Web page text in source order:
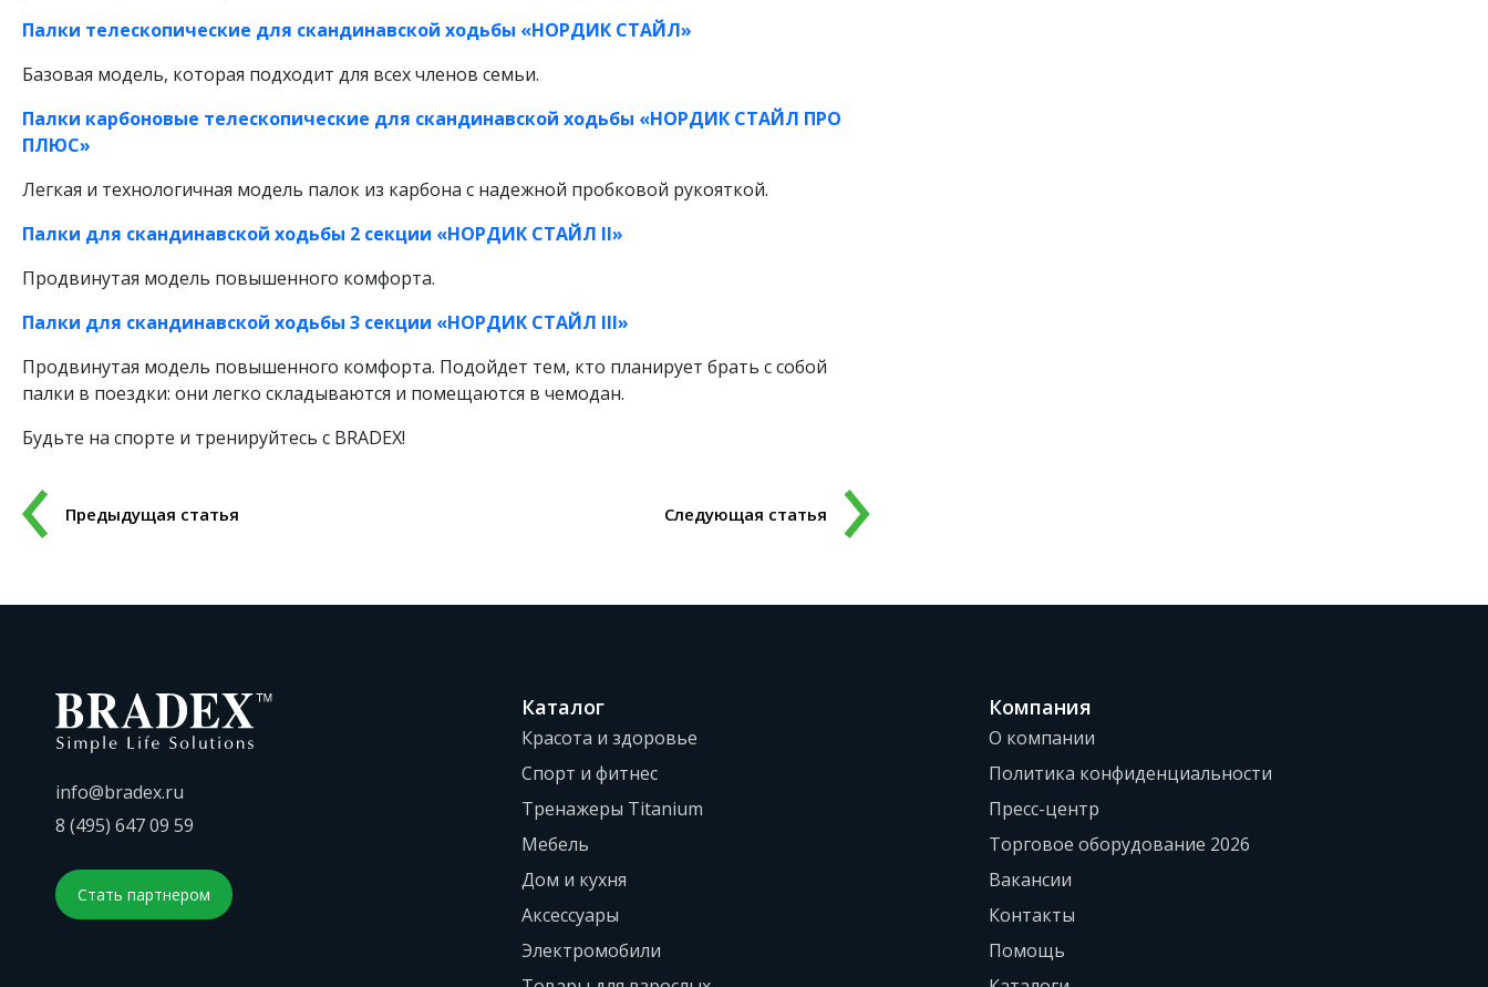
Палки телескопические для скандинавской ходьбы «НОРДИК СТАЙЛ»
Базовая модель, которая подходит для всех членов семьи.
Палки карбоновые телескопические для скандинавской ходьбы «НОРДИК СТАЙЛ ПРО
ПЛЮС»
Легкая и технологичная модель палок из карбона с надежной пробковой рукояткой.
Палки для скандинавской ходьбы 2 секции «НОРДИК СТАЙЛ II»
Продвинутая модель повышенного комфорта.
Палки для скандинавской ходьбы 3 секции «НОРДИК СТАЙЛ III»
Продвинутая модель повышенного комфорта. Подойдет тем, кто планирует брать с собой
палки в поездки: они легко складываются и помещаются в чемодан.
Будьте на спорте и тренируйтесь с BRADEX!
Предыдущая статья Следующая статья
info@bradex.ru
8 (495) 647 09 59
Стать партнером
Каталог
Красота и здоровье
Спорт и фитнес
Тренажеры Titanium
Мебель
Дом и кухня
Аксессуары
Электромобили
Компания
О компании
Политика конфиденциальности
Пресс-центр
Торговое оборудование 2026
Вакансии
Контакты
Помощь